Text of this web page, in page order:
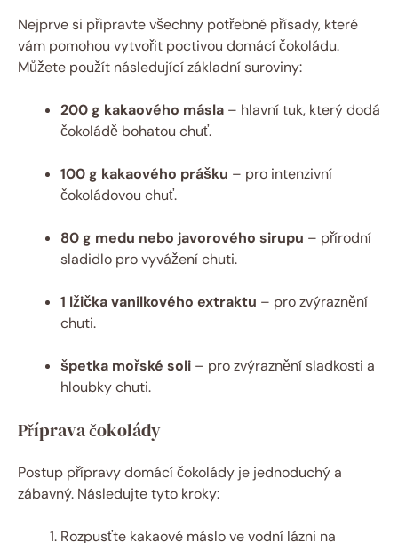
Nejprve si připravte všechny potřebné přísady, které
vám pomohou vytvořit poctivou domácí čokoládu.
Můžete použít následující základní suroviny:
200 g kakaového másla – hlavní tuk, který dodá
čokoládě bohatou chuť.
100 g kakaového prášku – pro intenzivní
čokoládovou chuť.
80 g medu nebo javorového sirupu – přírodní
sladidlo pro vyvážení chuti.
1 lžička vanilkového extraktu – pro zvýraznění
chuti.
špetka mořské soli – pro zvýraznění sladkosti a
hloubky chuti.
Příprava čokolády
Postup přípravy domácí čokolády je jednoduchý a
zábavný. Následujte tyto kroky:
Rozpusťte kakaové máslo ve vodní lázni na